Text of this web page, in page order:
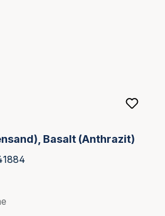
Basalt (Anthrazit)